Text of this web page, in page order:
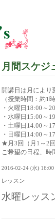
月間スケジ
開講日は月により
（授業時間：約1
・火曜日18:00～
・水曜日15:00～
・土曜日14:00～
・日曜日14:00～
★月3回（月1～2回
ご希望の日程、時
2016-02-24 (水) 16:00
レッスン
水曜レッス